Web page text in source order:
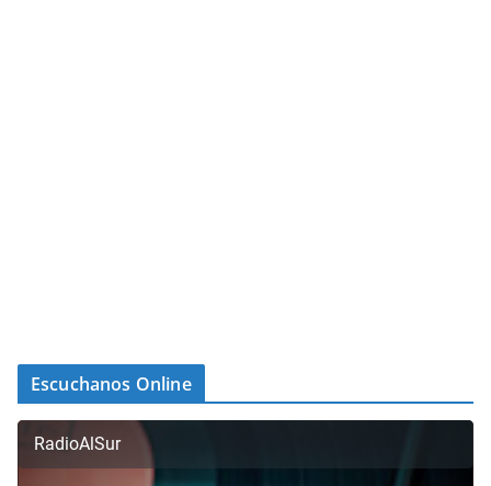
Escuchanos Online